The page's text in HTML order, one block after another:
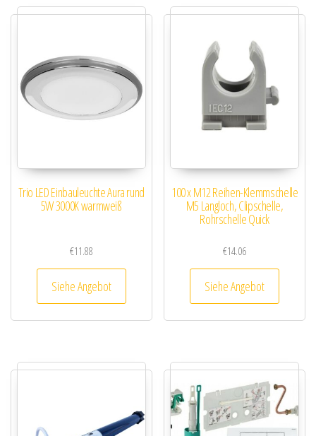
Trio LED Einbauleuchte Aura rund
5W 3000K warmweiß
€11.88
Siehe Angebot
100 x M12 Reihen-Klemmschelle
M5 Langloch, Clipschelle,
Rohrschelle Quick
€14.06
Siehe Angebot